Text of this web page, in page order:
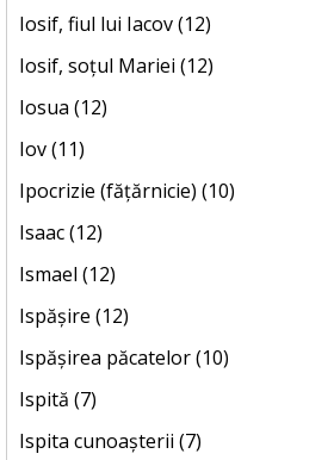
Iosif, fiul lui Iacov (12)
Iosif, soțul Mariei (12)
Iosua (12)
Iov (11)
Ipocrizie (fățărnicie) (10)
Isaac (12)
Ismael (12)
Ispășire (12)
Ispășirea păcatelor (10)
Ispită (7)
Ispita cunoașterii (7)